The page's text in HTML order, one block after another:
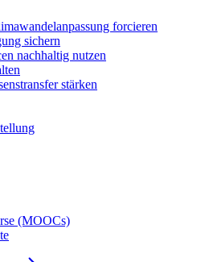
forcieren
sichern
nachhaltig nutzen
stärken
(MOOCs)